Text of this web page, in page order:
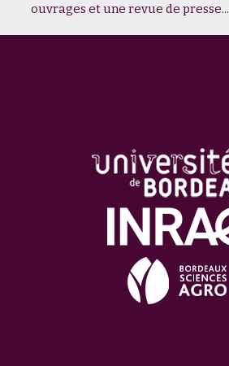
ouvrages et une revue de presse...